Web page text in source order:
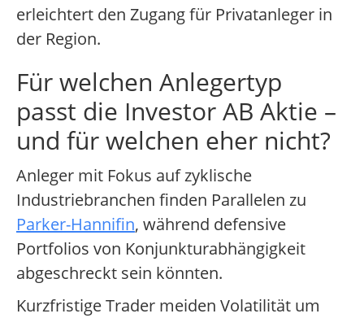
erleichtert den Zugang für Privatanleger in
der Region.
Für welchen Anlegertyp
passt die Investor AB Aktie –
und für welchen eher nicht?
Anleger mit Fokus auf zyklische
Industriebranchen finden Parallelen zu
Parker-Hannifin, während defensive
Portfolios von Konjunkturabhängigkeit
abgeschreckt sein könnten.
Kurzfristige Trader meiden Volatilität um